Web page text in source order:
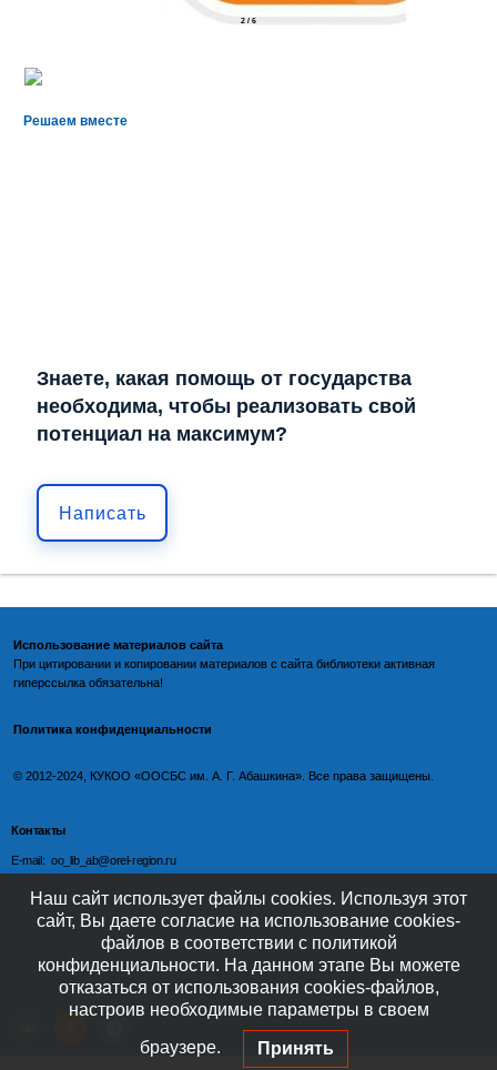
2 / 6
Решаем вместе
Знаете, какая помощь от государства
необходима, чтобы реализовать свой
потенциал на максимум?
Написать
Использование материалов сайта
При цитировании и копировании материалов с сайта библиотеки активная
гиперссылка обязательна!
Политика конфиденциальности
©️ 2012-2024, КУКОО «ООСБС им. А. Г. Абашкина». Все права защищены.
Контакты
E-mail: oo_lib_ab@orel-region.ru
Телефон:
(4862) 77-09-75 (директор),
77-08-54 (главный бухгалтер),
Наш сайт использует файлы cookies. Используя этот
сайт, Вы даете согласие на использование cookies-
файлов в соответствии с политикой
конфиденциальности. На данном этапе Вы можете
отказаться от использования cookies-файлов,
настроив необходимые параметры в своем
браузере. Принять